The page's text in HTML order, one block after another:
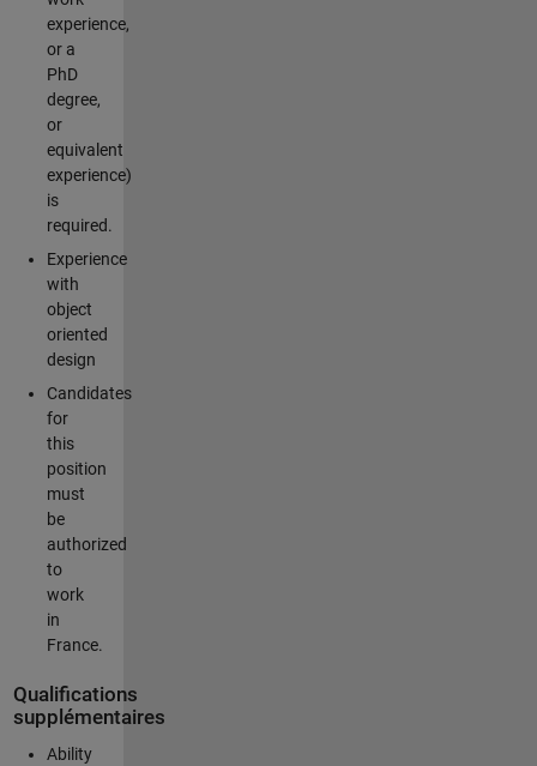
experience,
or a
PhD
degree,
or
equivalent
experience)
is
required.
Experience
with
object
oriented
design
Candidates
for
this
position
must
be
authorized
to
work
in
France.
Qualifications
supplémentaires
Ability